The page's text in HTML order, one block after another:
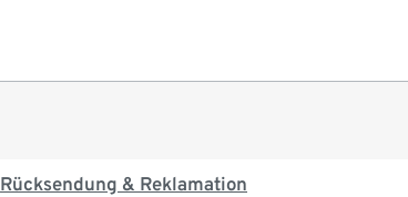
Rücksendung & Reklamation